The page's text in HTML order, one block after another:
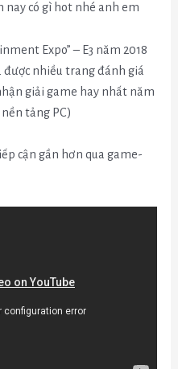
có gì hot nhé anh em
Expo” – E3 năm 2018
nhiều trang đánh giá
giải game hay nhất năm
tảng PC)
cận gần hơn qua game-